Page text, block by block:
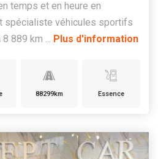
temps et en heure en
spécialiste véhicules sportifs
889 km ... Plus d'information
88299km Essence